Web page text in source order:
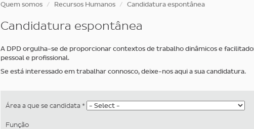
Quem somos Recursos Humanos Candidatura espontânea
Candidatura espontânea
A DPD orgulha-se de proporcionar contextos de trabalho dinâmicos e
pessoal e profissional.
Se está interessado em trabalhar connosco, deixe-nos aqui a sua candidatura.
Área a que se candidata *
Função